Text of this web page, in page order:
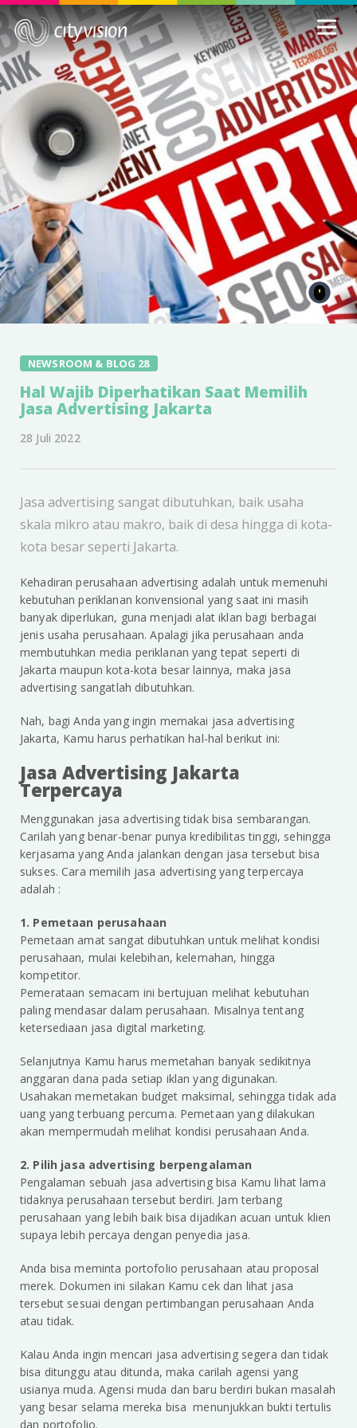
NEWSROOM & BLOG 28
Hal Wajib Diperhatikan Saat Memilih
Jasa Advertising Jakarta
28 Juli 2022
Jasa advertising sangat dibutuhkan, baik usaha
skala mikro atau makro, baik di desa hingga di kota-
kota besar seperti Jakarta.
Kehadiran perusahaan advertising adalah untuk memenuhi
kebutuhan periklanan konvensional yang saat ini masih
banyak diperlukan, guna menjadi alat iklan bagi berbagai
jenis usaha perusahaan. Apalagi jika perusahaan anda
membutuhkan media periklanan yang tepat seperti di
Jakarta maupun kota-kota besar lainnya, maka jasa
advertising sangatlah dibutuhkan.
Nah, bagi Anda yang ingin memakai jasa advertising
Jakarta, Kamu harus perhatikan hal-hal berikut ini:
Jasa Advertising Jakarta
Terpercaya
Menggunakan jasa advertising tidak bisa sembarangan.
Carilah yang benar-benar punya kredibilitas tinggi, sehingga
kerjasama yang Anda jalankan dengan jasa tersebut bisa
sukses. Cara memilih jasa advertising yang terpercaya
adalah :
1. Pemetaan perusahaan
Pemetaan amat sangat dibutuhkan untuk melihat kondisi
perusahaan, mulai kelebihan, kelemahan, hingga
kompetitor.
Pemerataan semacam ini bertujuan melihat kebutuhan
paling mendasar dalam perusahaan. Misalnya tentang
ketersediaan jasa digital marketing.
Selanjutnya Kamu harus memetahan banyak sedikitnya
anggaran dana pada setiap iklan yang digunakan.
Usahakan memetakan budget maksimal, sehingga tidak ada
uang yang terbuang percuma. Pemetaan yang dilakukan
akan mempermudah melihat kondisi perusahaan Anda.
2. Pilih jasa advertising berpengalaman
Pengalaman sebuah jasa advertising bisa Kamu lihat lama
tidaknya perusahaan tersebut berdiri. Jam terbang
perusahaan yang lebih baik bisa dijadikan acuan untuk klien
supaya lebih percaya dengan penyedia jasa.
Anda bisa meminta portofolio perusahaan atau proposal
merek. Dokumen ini silakan Kamu cek dan lihat jasa
tersebut sesuai dengan pertimbangan perusahaan Anda
atau tidak.
Kalau Anda ingin mencari jasa advertising segera dan tidak
bisa ditunggu atau ditunda, maka carilah agensi yang
usianya muda. Agensi muda dan baru berdiri bukan masalah
yang besar selama mereka bisa menunjukkan bukti tertulis
dan portofolio.